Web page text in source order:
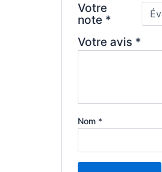
Votre
note *
Votre avis *
Nom *